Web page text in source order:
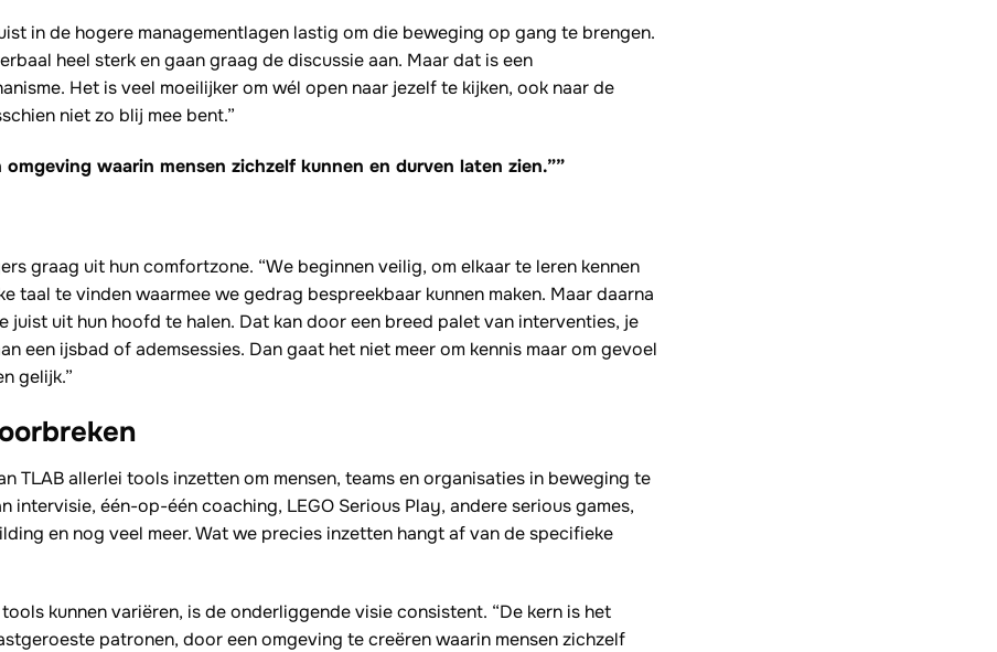
in de hogere managementlagen lastig om die beweging op gang te brengen.
heel sterk en gaan graag de discussie aan. Maar dat is een
Het is veel moeilijker om wél open naar jezelf te kijken, ook naar de
niet zo blij mee bent.”
omgeving waarin mensen zichzelf kunnen en durven laten zien.””
graag uit hun comfortzone. “We beginnen veilig, om elkaar te leren kennen
taal te vinden waarmee we gedrag bespreekbaar kunnen maken. Maar daarna
juist uit hun hoofd te halen. Dat kan door een breed palet van interventies, je
een ijsbad of ademsessies. Dan gaat het niet meer om kennis maar om gevoel
gelijk.”
TLAB allerlei tools inzetten om mensen, teams en organisaties in beweging te
intervisie, één-op-één coaching, LEGO Serious Play, andere serious games,
en nog veel meer. Wat we precies inzetten hangt af van de specifieke
kunnen variëren, is de onderliggende visie consistent. “De kern is het
patronen, door een omgeving te creëren waarin mensen zichzelf